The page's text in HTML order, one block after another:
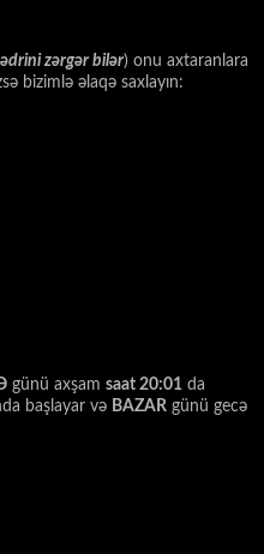
zərgər bilər) onu axtaranlara
bizimlə əlaqə saxlayın:
günü axşam saat 20:01 da
başlayar və BAZAR günü gecə